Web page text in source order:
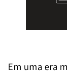
Em uma era